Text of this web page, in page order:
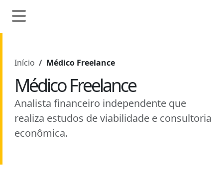
Início Médico Freelance
Médico Freelance
Analista financeiro independente que
realiza estudos de viabilidade e consultoria
econômica.